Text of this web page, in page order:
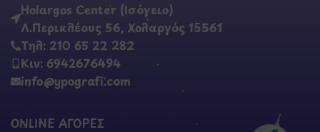
Holargos Center (Ισόγειο)
Λ.Περικλέους 56, Χολαργός 15561
Τηλ: 210 65 22 282
Κιν: 6942676494
info@ypografi.com
ONLINE ΑΓΟΡΕΣ